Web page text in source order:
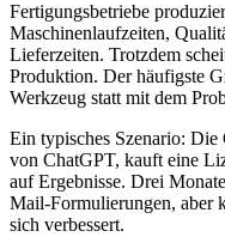
Fertigungsbetriebe
Maschinenlaufzeiten,
Lieferzeiten. Trotzdem
Produktion. Der häufigste
Werkzeug statt mit dem
Ein typisches Szenario: Die
von ChatGPT, kauft eine
auf Ergebnisse. Drei
Mail-Formulierungen, aber
sich verbessert.